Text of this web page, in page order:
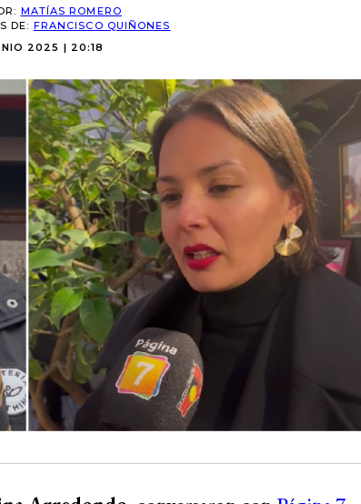
MATÍAS ROMERO
DE: FRANCISCO QUIÑONES
2025 | 20:18